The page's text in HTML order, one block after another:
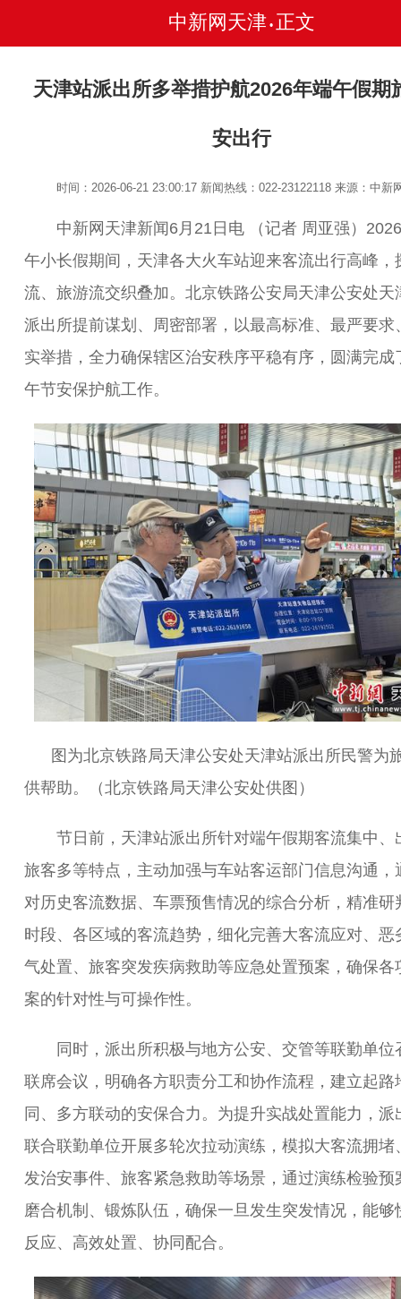
中新网天津 • 正文
天津站派出所多举措护航2026年端午假期
安出行
时间：2026-06-21 23:00:17 新闻热线：022-23122118来源：中新
中新网天津新闻6月21日电 （记者 周亚强）
午小长假期间，天津各大火车站迎来客流出行高峰，
流、旅游流交织叠加。北京铁路公安局天津公安处天
派出所提前谋划、周密部署，以最高标准、最严要求
实举措，全力确保辖区治安秩序平稳有序，圆满完成
午节安保护航工作。
图为北京铁路局天津公安处天津站派出所民警为
供帮助。（北京铁路局天津公安处供图）
节日前，天津站派出所针对端午假期客流集中、
旅客多等特点，主动加强与车站客运部门信息沟通，
对历史客流数据、车票预售情况的综合分析，精准研
时段、各区域的客流趋势，细化完善大客流应对、恶
气处置、旅客突发疾病救助等应急处置预案，确保各
案的针对性与可操作性。
同时，派出所积极与地方公安、交管等联勤单位
联席会议，明确各方职责分工和协作流程，建立起路
同、多方联动的安保合力。为提升实战处置能力，派
联合联勤单位开展多轮次拉动演练，模拟大客流拥堵
发治安事件、旅客紧急救助等场景，通过演练检验预
磨合机制、锻炼队伍，确保一旦发生突发情况，能够
反应、高效处置、协同配合。